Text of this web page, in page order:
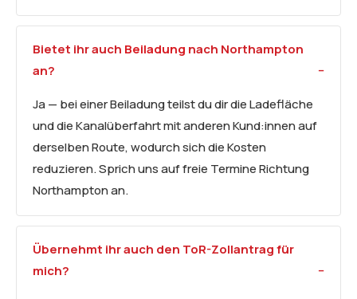
Bietet ihr auch Beiladung nach Northampton
an?
Ja — bei einer Beiladung teilst du dir die Ladefläche
und die Kanalüberfahrt mit anderen Kund:innen auf
derselben Route, wodurch sich die Kosten
reduzieren. Sprich uns auf freie Termine Richtung
Northampton an.
Übernehmt ihr auch den ToR-Zollantrag für
mich?